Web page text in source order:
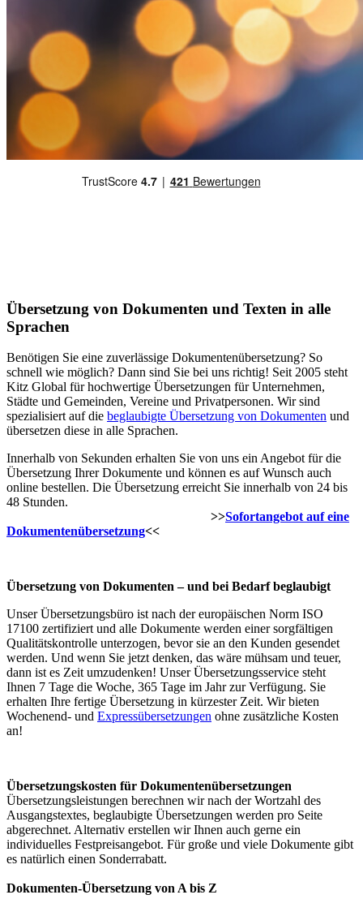
Übersetzung von Dokumenten und Texten in alle
Sprachen
Benötigen Sie eine zuverlässige Dokumentenübersetzung? So
schnell wie möglich? Dann sind Sie bei uns richtig! Seit 2005 steht
Kitz Global für hochwertige Übersetzungen für Unternehmen,
Städte und Gemeinden, Vereine und Privatpersonen. Wir sind
spezialisiert auf die beglaubigte Übersetzung von Dokumenten und
übersetzen diese in alle Sprachen.
Innerhalb von Sekunden erhalten Sie von uns ein Angebot für die
Übersetzung Ihrer Dokumente und können es auf Wunsch auch
online bestellen. Die Übersetzung erreicht Sie innerhalb von 24 bis
48 Stunden.
>>Sofortangebot auf eine
Dokumentenübersetzung<<
Übersetzung von Dokumenten – und bei Bedarf beglaubigt
Unser Übersetzungsbüro ist nach der europäischen Norm ISO
17100 zertifiziert und alle Dokumente werden einer sorgfältigen
Qualitätskontrolle unterzogen, bevor sie an den Kunden gesendet
werden. Und wenn Sie jetzt denken, das wäre mühsam und teuer,
dann ist es Zeit umzudenken! Unser Übersetzungsservice steht
Ihnen 7 Tage die Woche, 365 Tage im Jahr zur Verfügung. Sie
erhalten Ihre fertige Übersetzung in kürzester Zeit. Wir bieten
Wochenend- und Expressübersetzungen ohne zusätzliche Kosten
an!
Übersetzungskosten für Dokumentenübersetzungen
Übersetzungsleistungen berechnen wir nach der Wortzahl des
Ausgangstextes, beglaubigte Übersetzungen werden pro Seite
abgerechnet. Alternativ erstellen wir Ihnen auch gerne ein
individuelles Festpreisangebot. Für große und viele Dokumente gibt
es natürlich einen Sonderrabatt.
Dokumenten-Übersetzung von A bis Z